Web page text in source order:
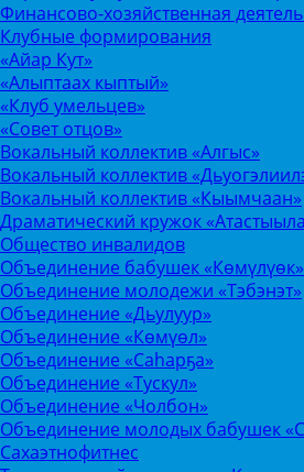
Финансово-хозяйственная
Клубные формирования
«Айар Кут»
«Алыптаах кыптый»
«Клуб умельцев»
«Совет отцов»
Вокальный коллектив «Алгыс»
Вокальный коллектив
Вокальный коллектив «Кыымчаан»
Драматический кружок
Общество инвалидов
Объединение бабушек «Көмүлүөк»
Объединение молодежи «Тэбэнэт»
Объединение «Дьулуур»
Объединение «Көмүөл»
Объединение «Саhарҕа»
Объединение «Тускул»
Объединение «Чолбон»
Объединение молодых бабушек
Сахаэтнофитнес